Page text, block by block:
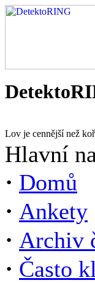
Lov je cennější než
Hlavní
· Domů
· Ankety
· Archiv
· Často